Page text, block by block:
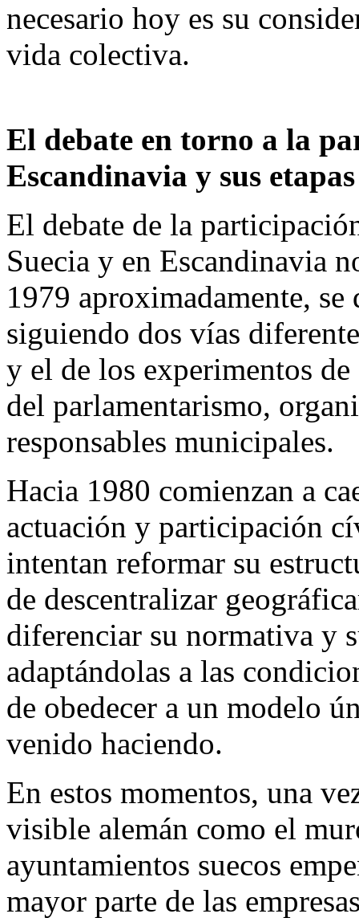
necesario hoy es su
vida colectiva.
El debate en torno a la
Escandinavia y sus etapas
El debate de la
Suecia y en Escandinavia
1979 aproximadamente,
siguiendo dos vías
y el de los experimentos
del parlamentarismo,
responsables municipales.
Hacia 1980 comienzan a
actuación y participación
intentan reformar su
de descentralizar
diferenciar su normativa y
adaptándolas a las
de obedecer a un modelo
venido haciendo.
En estos momentos, una
visible alemán como el
ayuntamientos suecos
mayor parte de las